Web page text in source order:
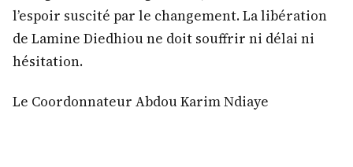
l’espoir suscité par le changement. La libération
de Lamine Diedhiou ne doit souffrir ni délai ni
hésitation.
Le Coordonnateur Abdou Karim Ndiaye